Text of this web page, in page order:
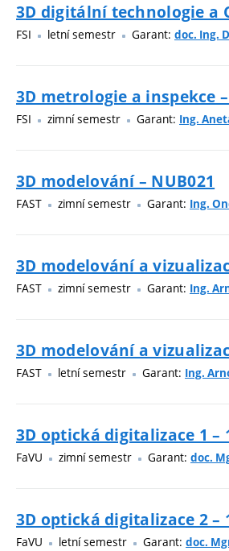
3D digitální technologie a
FSI letní semestr Garant: doc. Ing.
3D metrologie a inspekce –
FSI zimní semestr Garant: Ing.
3D modelování – NUB021
FAST zimní semestr Garant: Ing.
3D modelování a
FAST zimní semestr Garant: Ing.
3D modelování a
FAST letní semestr Garant: Ing.
3D optická digitalizace 1 –
FaVU zimní semestr Garant: doc.
3D optická digitalizace 2 –
FaVU letní semestr Garant: doc.